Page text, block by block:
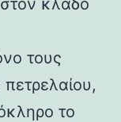
τους
το